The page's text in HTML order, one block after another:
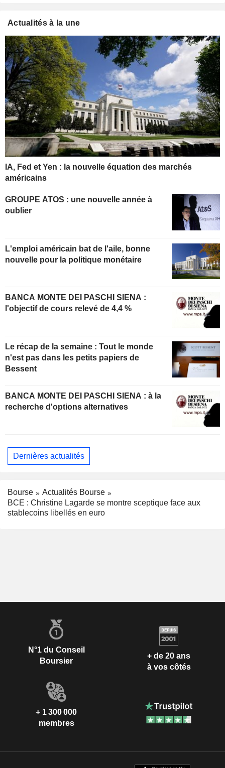
Actualités à la une
IA, Fed et Yen : la nouvelle équation des marchés
américains
GROUPE ATOS : une nouvelle année à
oublier
L'emploi américain bat de l'aile, bonne
nouvelle pour la politique monétaire
BANCA MONTE DEI PASCHI SIENA :
l'objectif de cours relevé de 4,4 %
Le récap de la semaine : Tout le monde
n'est pas dans les petits papiers de
Bessent
BANCA MONTE DEI PASCHI SIENA : à la
recherche d'options alternatives
Dernières actualités
Bourse
Actualités Bourse
BCE : Christine Lagarde se montre sceptique face aux
stablecoins libellés en euro
N°1 du Conseil
Boursier
+ de 20 ans
à vos côtés
+ 1 300 000
membres